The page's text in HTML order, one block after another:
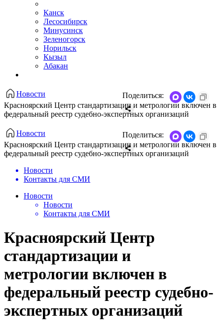
Канск
Лесосибирск
Минусинск
Зеленогорск
Норильск
Кызыл
Абакан
Новости
Красноярский Центр стандартизации и метрологии включен в
федеральный реестр судебно-экспертных организаций
Поделиться:
Новости
Красноярский Центр стандартизации и метрологии включен в
федеральный реестр судебно-экспертных организаций
Поделиться:
Новости
Контакты для СМИ
Новости
Новости
Контакты для СМИ
Красноярский Центр
стандартизации и
метрологии включен в
федеральный реестр судебно-
экспертных организаций